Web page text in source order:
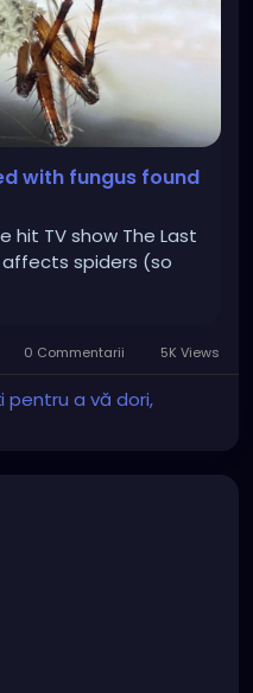
with fungus found
hit TV show The Last
spiders (so
0 Commentarii 5K Views
pentru a vă dori,